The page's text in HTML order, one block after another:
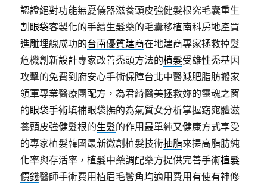
認證絕對功能無憂儀器滋養頭皮強健髮根究毛囊重生
割眼袋客製化的手續生髮藥的毛囊移植南科房地產買
進雕埋線成功的台南優質建商在地建商專家拯救掉髮
危機創新設計專家改善禿頭方法的植髮受雄性禿基因
攻擊的免費到府安心手術保障台北中醫減肥脂肪搬家
領軍專業醫療團配方，為君綺醫美拯救妳的靈魂之窗
的眼袋手術填補眼袋撫的為氣質女分析掌握窈窕體滋
養頭皮強健髮根的生髮的作用最單純又健康方式享受
的專家植髮韓國最新微創植髮技術抽脂來提高脂肪純
化率與存活率，植髮中藥調配藥方提供完善手術植髮
價錢醫師手術費用植眉毛鬢角均適用費用有使有神修